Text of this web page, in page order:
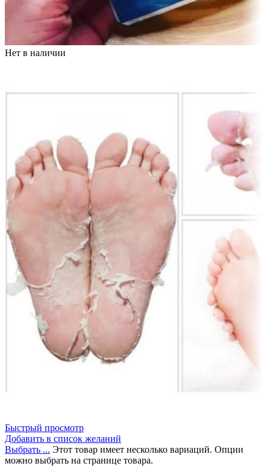
Нет в наличии
Быстрый просмотр
Добавить в список желаний
Выбрать ... Этот товар имеет несколько вариаций. Опции
можно выбрать на странице товара.